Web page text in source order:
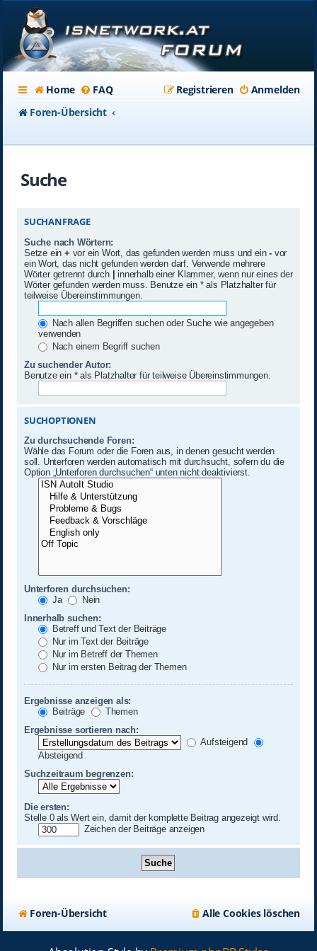
Home FAQ Anmelden
Registrieren
Foren-Übersicht
Suche
SUCHANFRAGE
Suche nach Wörtern:
Setze ein + vor ein Wort, das gefunden werden muss und ein-vor
ein Wort, das nicht gefunden werden darf. Verwende mehrere
Wörter getrennt durch | innerhalb einer Klammer, wenn nur eines der
Wörter gefunden werden muss. Benutze ein * als Platzhalter für
teilweise Übereinstimmungen.
Nach allen Begriffen suchen oder Suche wie angegeben
verwenden
Nach einem Begriff suchen
Zu suchender Autor:
Benutze ein * als Platzhalter für teilweise Übereinstimmungen.
SUCHOPTIONEN
Zu durchsuchende Foren:
Wähle das Forum oder die Foren aus, in denen gesucht werden
soll. Unterforen werden automatisch mit durchsucht, sofern du die
Option „Unterforen durchsuchen“ unten nicht deaktivierst.
Unterforen durchsuchen:
Ja
Nein
Innerhalb suchen:
Betreff und Text der Beiträge
Nur im Text der Beiträge
Nur im Betreff der Themen
Nur im ersten Beitrag der Themen
Ergebnisse anzeigen als:
Beiträge
Themen
Ergebnisse sortieren nach:
Aufsteigend
Absteigend
Suchzeitraum begrenzen:
Die ersten:
Stelle 0 als Wert ein, damit der komplette Beitrag angezeigt wird.
Zeichen der Beiträge anzeigen
Foren-Übersicht Alle Cookies löschen